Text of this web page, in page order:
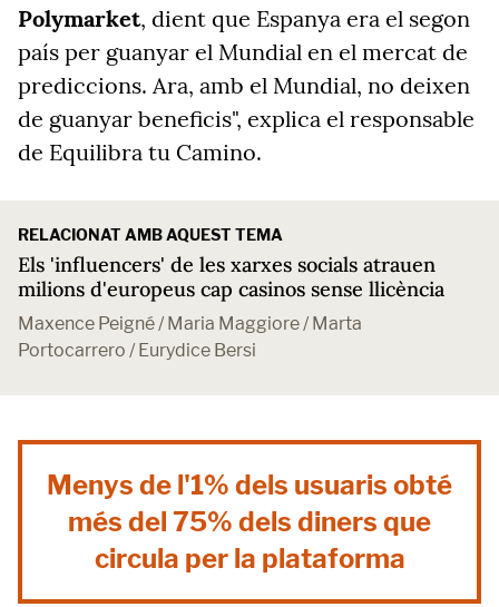
Polymarket, dient que Espanya era el segon
país per guanyar el Mundial en el mercat de
prediccions. Ara, amb el Mundial, no deixen
de guanyar beneficis", explica el responsable
de Equilibra tu Camino.
RELACIONAT AMB AQUEST TEMA
Els 'influencers' de les xarxes socials atrauen
milions d'europeus cap casinos sense llicència
Maxence Peigné / Maria Maggiore / Marta
Portocarrero / Eurydice Bersi
Menys de l'1% dels usuaris obté
més del 75% dels diners que
circula per la plataforma